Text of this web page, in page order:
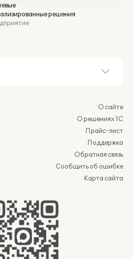
решения
О сайте
О решениях 1С
Прайс-лист
Поддержка
Обратная связь
Сообщить об ошибке
Карта сайта